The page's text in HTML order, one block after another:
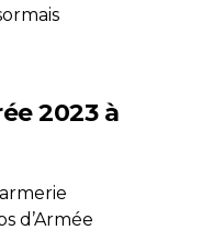
2023 à
d’Armée